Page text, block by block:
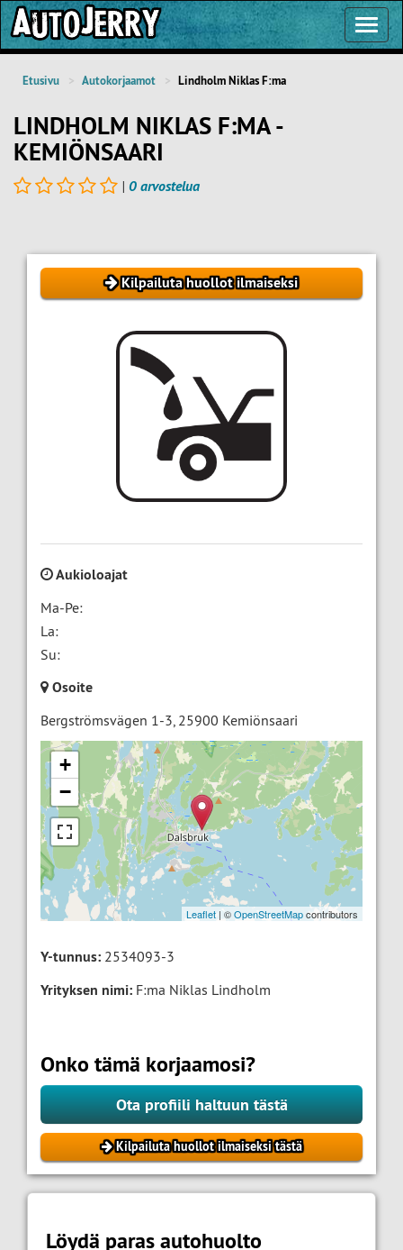
Etusivu Autokorjaamot Lindholm Niklas F:ma
LINDHOLM NIKLAS F:MA -
KEMIÖNSAARI
| 0 arvostelua
Kilpailuta huollot ilmaiseksi
Aukioloajat
Ma-Pe:
La:
Su:
Osoite
Bergströmsvägen 1-3, 25900 Kemiönsaari
+
−
Leaflet | ©OpenStreetMapcontributors
Y-tunnus: 2534093-3
Yrityksen nimi: F:ma Niklas Lindholm
Onko tämä korjaamosi?
Ota profiili haltuun tästä
Kilpailuta huollot ilmaiseksi tästä
Löydä paras autohuolto